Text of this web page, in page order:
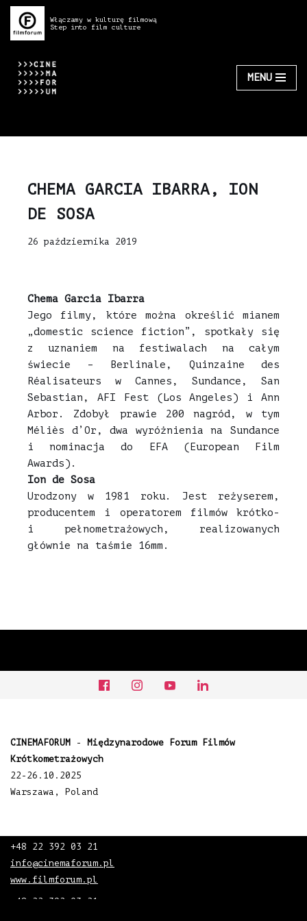
Przejdź
treści
Włączamy w kulturę filmową
Step into film culture
MENU
CHEMA GARCIA IBARRA, ION
DE SOSA
26 października 2019
Chema Garcia Ibarra
Jego filmy, które można określić mianem
„domestic science fiction”, spotkały się
z uznaniem na festiwalach na całym
świecie – Berlinale, Quinzaine des
Réalisateurs w Cannes, Sundance, San
Sebastian, AFI Fest (Los Angeles) i Ann
Arbor. Zdobył prawie 200 nagród, w tym
Méliès d’Or, dwa wyróżnienia na Sundance
i nominacja do EFA (European Film
Awards).
Ion de Sosa
Urodzony w 1981 roku. Jest reżyserem,
producentem i operatorem filmów krótko-
i pełnometrażowych, realizowanych
głównie na taśmie 16mm.
CINEMAFORUM -
Międzynarodowe Forum Filmów
Krótkometrażowych
22-26.10.2025
Warszawa, Poland
+48 22 392 03 21
info@cinemaforum.pl
www.filmforum.pl
+48 22 392 03 21